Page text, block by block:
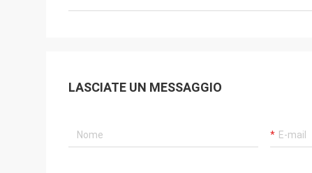
LASCIATE UN MESSAGGIO